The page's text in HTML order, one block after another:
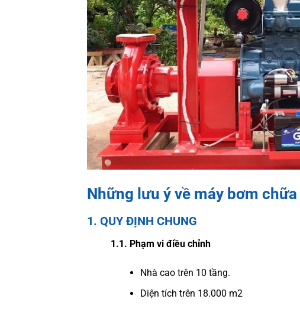
Những lưu ý về máy bơm
1. QUY ĐỊNH CHUNG
1.1. Phạm vi điều chỉnh
Nhà cao trên 10 tầng.
Diện tích trên 18.000 m2